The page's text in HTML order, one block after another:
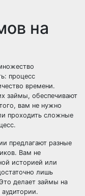
на
процесс
времени.
займы, обеспечивают
вам не нужно
проходить сложные
предлагают разные
Вам не
историей или
лишь
делает займы на